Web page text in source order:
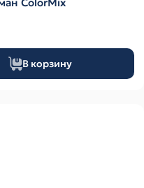
В корзину